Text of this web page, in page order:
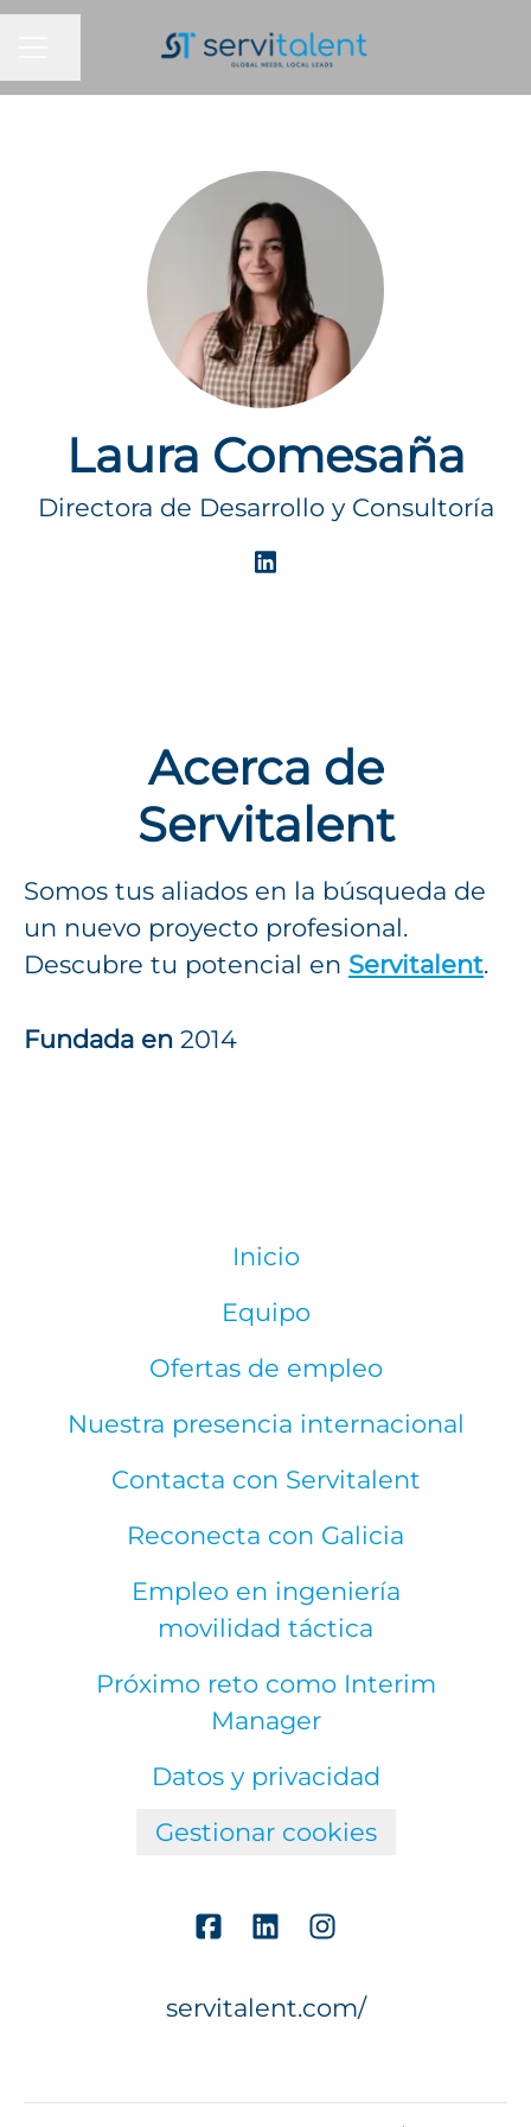
MENÚ DE EMPLEO
Compartir página
Laura Comesaña
Directora de Desarrollo y Consultoría
Acerca de
Servitalent
Somos tus aliados en la búsqueda de
un nuevo proyecto profesional.
Descubre tu potencial en Servitalent.
Fundada en 2014
Inicio
Equipo
Ofertas de empleo
Nuestra presencia internacional
Contacta con Servitalent
Reconecta con Galicia
Empleo en ingeniería
movilidad táctica
Próximo reto como Interim
Manager
Datos y privacidad
Gestionar cookies
servitalent.com/